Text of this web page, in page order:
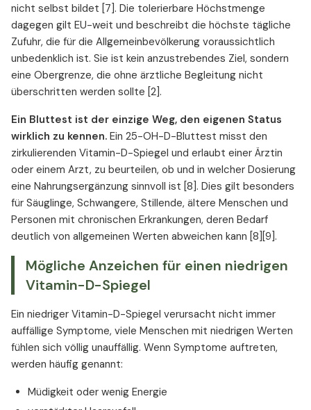
nicht selbst bildet [7]. Die tolerierbare Höchstmenge
dagegen gilt EU-weit und beschreibt die höchste tägliche
Zufuhr, die für die Allgemeinbevölkerung voraussichtlich
unbedenklich ist. Sie ist kein anzustrebendes Ziel, sondern
eine Obergrenze, die ohne ärztliche Begleitung nicht
überschritten werden sollte [2].
Ein Bluttest ist der einzige Weg, den eigenen Status
wirklich zu kennen. Ein 25-OH-D-Bluttest misst den
zirkulierenden Vitamin-D-Spiegel und erlaubt einer Ärztin
oder einem Arzt, zu beurteilen, ob und in welcher Dosierung
eine Nahrungsergänzung sinnvoll ist [8]. Dies gilt besonders
für Säuglinge, Schwangere, Stillende, ältere Menschen und
Personen mit chronischen Erkrankungen, deren Bedarf
deutlich von allgemeinen Werten abweichen kann [8][9].
Mögliche Anzeichen für einen niedrigen
Vitamin-D-Spiegel
Ein niedriger Vitamin-D-Spiegel verursacht nicht immer
auffällige Symptome, viele Menschen mit niedrigen Werten
fühlen sich völlig unauffällig. Wenn Symptome auftreten,
werden häufig genannt:
Müdigkeit oder wenig Energie